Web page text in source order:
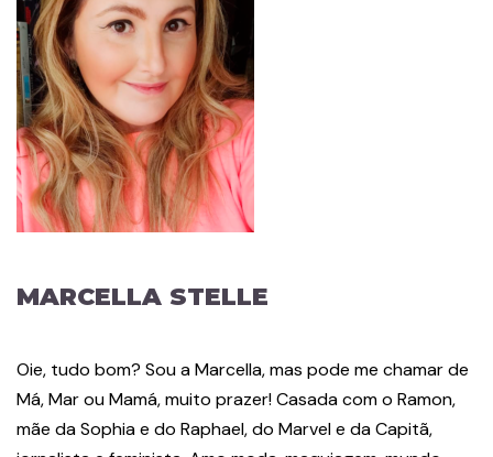
MARCELLA STELLE
Oie, tudo bom? Sou a Marcella, mas pode me chamar de
Má, Mar ou Mamá, muito prazer! Casada com o Ramon,
mãe da Sophia e do Raphael, do Marvel e da Capitã,